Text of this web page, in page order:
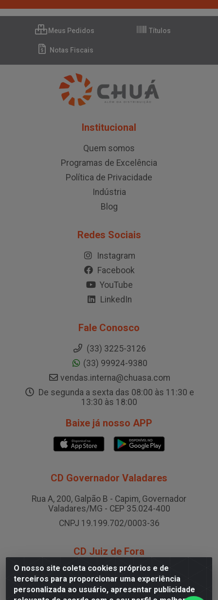
O nosso site coleta cookies próprios e de
terceiros para proporcionar uma experiência
personalizada ao usuário, apresentar publicidade
Meus Pedidos Títulos
Notas Fiscais
Institucional
Quem somos
Programas de Excelência
Política de Privacidade
Indústria
Blog
Redes Sociais
Instagram
Facebook
YouTube
LinkedIn
Fale Conosco
(33) 3225-3126
(33) 99924-9380
vendas.interna@chuasa.com
De segunda a sexta das 08:00 às 11:30 e
13:30 às 18:00
Baixe já nosso APP
CD Governador Valadares
Rua A, 200, Galpão B - Capim, Governador
Valadares/MG - CEP 35.024-400
CNPJ 19.199.702/0003-36
CD Juiz de Fora
Rodovia BR-040 , Nº 0, Área B2 Condominio Brasil
LOG - São Pedro, Juiz de Fora/MG
CNPJ 19.199.702/0005-06